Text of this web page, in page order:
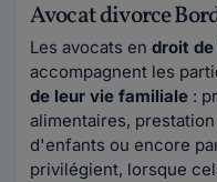
Avocat divorce
Les avocats en droit
accompagnent les
de leur vie familiale :
alimentaires,
d'enfants ou encore
privilégient, lorsque